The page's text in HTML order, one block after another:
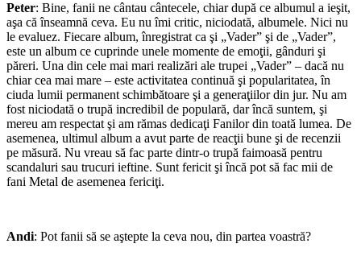
Peter: Bine, fanii ne cântau cântecele, chiar după ce albumul a ieşit,
aşa că înseamnă ceva. Eu nu îmi critic, niciodată, albumele. Nici nu
le evaluez. Fiecare album, înregistrat ca şi „Vader” şi de „Vader”,
este un album ce cuprinde unele momente de emoţii, gânduri şi
păreri. Una din cele mai mari realizări ale trupei „Vader” – dacă nu
chiar cea mai mare – este activitatea continuă şi popularitatea, în
ciuda lumii permanent schimbătoare şi a generaţiilor din jur. Nu am
fost niciodată o trupă incredibil de populară, dar încă suntem, şi
mereu am respectat şi am rămas dedicaţi Fanilor din toată lumea. De
asemenea, ultimul album a avut parte de reacţii bune şi de recenzii
pe măsură. Nu vreau să fac parte dintr-o trupă faimoasă pentru
scandaluri sau trucuri ieftine. Sunt fericit şi încă pot să fac mii de
fani Metal de asemenea fericiţi.
Andi: Pot fanii să se aştepte la ceva nou, din partea voastră?